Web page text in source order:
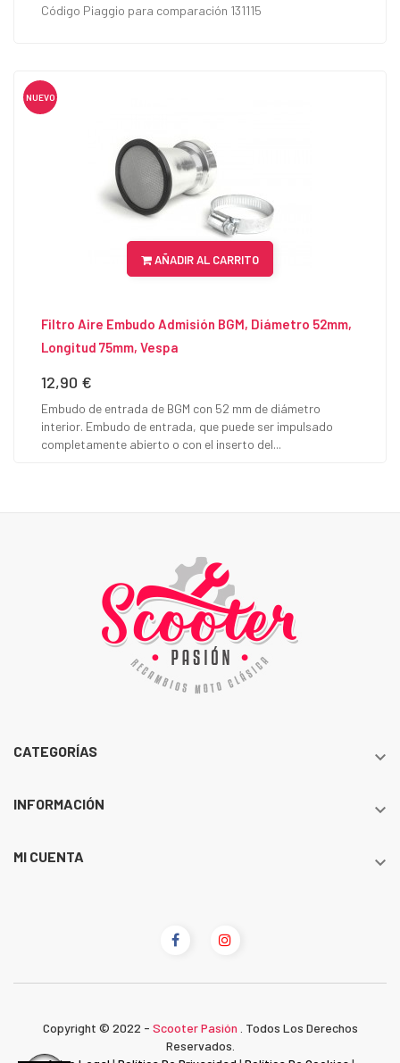
Código Piaggio para comparación 131115
NUEVO
AÑADIR AL CARRITO
Filtro Aire Embudo Admisión BGM, Diámetro 52mm,
Longitud 75mm, Vespa
Precio
12,90 €
Embudo de entrada de BGM con 52 mm de diámetro
interior. Embudo de entrada, que puede ser impulsado
completamente abierto o con el inserto del...
CATEGORÍAS 
INFORMACIÓN 
MI CUENTA 
Copyright © 2022 - Scooter Pasión
. Todos Los Derechos
Reservados.